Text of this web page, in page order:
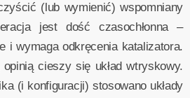
(lub wymienić) wspomniany
jest dość czasochłonna –
i wymaga odkręcenia katalizatora.
cieszy się układ wtryskowy.
(i konfiguracji) stosowano układy